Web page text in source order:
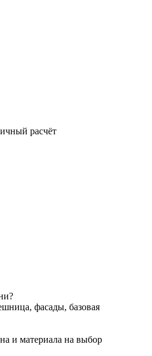
расчёт
фасады, базовая
и материала на выбор